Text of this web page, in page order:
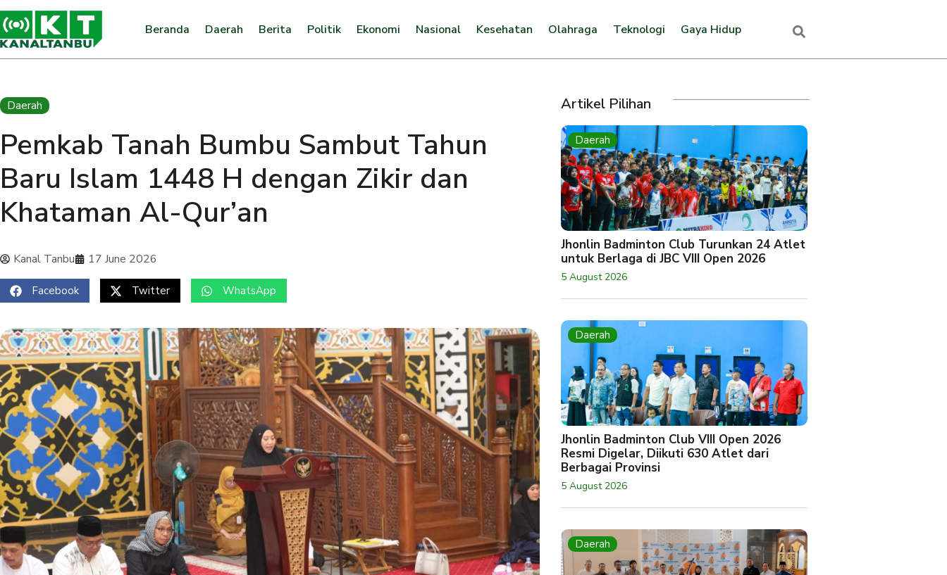
Beranda Daerah Berita Politik Ekonomi Nasional Kesehatan Olahraga Teknologi Gaya Hidup
Daerah
Pemkab Tanah Bumbu Sambut Tahun
Baru Islam 1448 H dengan Zikir dan
Khataman Al-Qur’an
Kanal Tanbu 17 June 2026
Facebook Twitter WhatsApp
Artikel Pilihan
Daerah
Jhonlin Badminton Club Turunkan 24 Atlet
untuk Berlaga di JBC VIII Open 2026
5 August 2026
Daerah
Jhonlin Badminton Club VIII Open 2026
Resmi Digelar, Diikuti 630 Atlet dari
Berbagai Provinsi
5 August 2026
Daerah